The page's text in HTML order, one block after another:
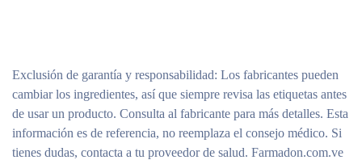
Exclusión de garantía y responsabilidad: Los fabricantes pueden
cambiar los ingredientes, así que siempre revisa las etiquetas antes
de usar un producto. Consulta al fabricante para más detalles. Esta
información es de referencia, no reemplaza el consejo médico. Si
tienes dudas, contacta a tu proveedor de salud. Farmadon.com.ve